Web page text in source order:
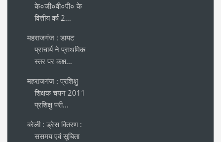
के०जी०वी०पी० के
वित्तीय वर्ष 2...
महराजगंज : डायट
प्राचार्य ने प्राथमिक
स्तर पर कक्ष...
महराजगंज : प्रशिक्षु
शिक्षक चयन 2011
प्रशिक्षु परी...
बरेली : ड्रेस वितरण :
ससमय एवं सूचिता